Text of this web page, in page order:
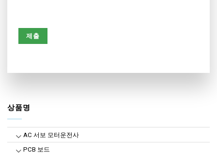
상품명
AC 서보 모터운전사
PCB 보드